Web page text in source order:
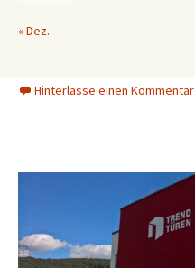
« Dez.
Hinterlasse einen Kommentar